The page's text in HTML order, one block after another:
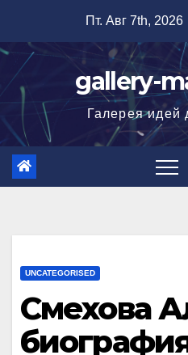
содержимому
Пт. Авг 7th, 2026
gallery-
Галерея идей
UNCATEGORISED
Смехова